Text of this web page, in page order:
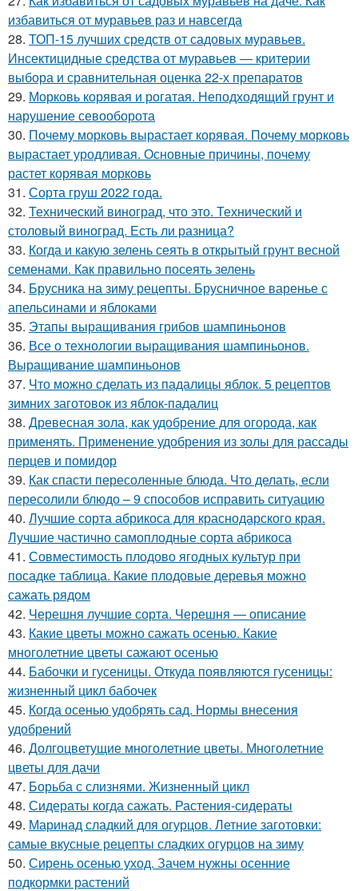
избавиться от муравьев раз и навсегда
28. ТОП-15 лучших средств от садовых муравьев.
Инсектицидные средства от муравьев — критерии
выбора и сравнительная оценка 22-х препаратов
29. Морковь корявая и рогатая. Неподходящий грунт и
нарушение севооборота
30. Почему морковь вырастает корявая. Почему морковь
вырастает уродливая. Основные причины, почему
растет корявая морковь
31. Сорта груш 2022 года.
32. Технический виноград, что это. Технический и
столовый виноград. Есть ли разница?
33. Когда и какую зелень сеять в открытый грунт весной
семенами. Как правильно посеять зелень
34. Брусника на зиму рецепты. Брусничное варенье с
апельсинами и яблоками
35. Этапы выращивания грибов шампиньонов
36. Все о технологии выращивания шампиньонов.
Выращивание шампиньонов
37. Что можно сделать из падалицы яблок. 5 рецептов
зимних заготовок из яблок-падалиц
38. Древесная зола, как удобрение для огорода, как
применять. Применение удобрения из золы для рассады
перцев и помидор
39. Как спасти пересоленные блюда. Что делать, если
пересолили блюдо – 9 способов исправить ситуацию
40. Лучшие сорта абрикоса для краснодарского края.
Лучшие частично самоплодные сорта абрикоса
41. Совместимость плодово ягодных культур при
посадке таблица. Какие плодовые деревья можно
сажать рядом
42. Черешня лучшие сорта. Черешня — описание
43. Какие цветы можно сажать осенью. Какие
многолетние цветы сажают осенью
44. Бабочки и гусеницы. Откуда появляются гусеницы:
жизненный цикл бабочек
45. Когда осенью удобрять сад. Нормы внесения
удобрений
46. Долгоцветущие многолетние цветы. Многолетние
цветы для дачи
47. Борьба с слизнями. Жизненный цикл
48. Сидераты когда сажать. Растения-сидераты
49. Маринад сладкий для огурцов. Летние заготовки:
самые вкусные рецепты сладких огурцов на зиму
50. Сирень осенью уход. Зачем нужны осенние
подкормки растений